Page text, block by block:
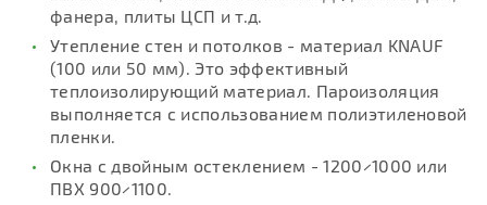
фанера, плиты ЦСП и т.д.
Утепление стен и потолков - материал KNAUF
(100 или 50 мм). Это эффективный
теплоизолирующий материал. Пароизоляция
выполняется с использованием полиэтиленовой
пленки.
Окна с двойным остеклением - 1200×1000 или
ПВХ 900×1100.